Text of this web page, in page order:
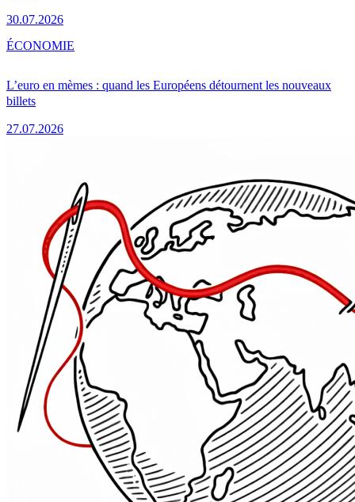
30.07.2026
L’euro en mèmes : quand les Européens détournent les nouveaux
billets
27.07.2026
ÉCONOMIE